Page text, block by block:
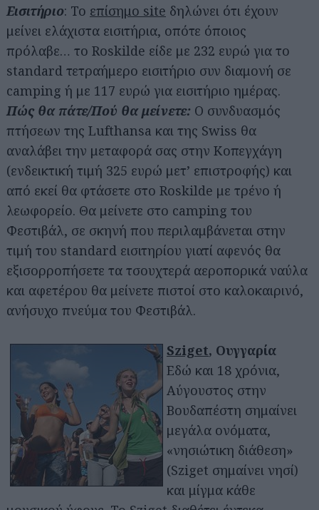
Εισιτήριο: Το επίσημο site δηλώνει ότι έχουν
μείνει ελάχιστα εισιτήρια, οπότε όποιος
πρόλαβε… το Roskilde είδε με 232 ευρώ για το
standard τετραήμερο εισιτήριο συν διαμονή σε
camping ή με 117 ευρώ για εισιτήριο ημέρας.
Πώς θα πάτε/Πού θα μείνετε: Ο συνδυασμός
πτήσεων της Lufthansa και της Swiss θα
αναλάβει την μεταφορά σας στην Κοπεγχάγη
(ενδεικτική τιμή 325 ευρώ μετ’ επιστροφής) και
από εκεί θα φτάσετε στο Roskilde με τρένο ή
λεωφορείο. Θα μείνετε στο camping του
Φεστιβάλ, σε σκηνή που περιλαμβάνεται στην
τιμή του standard εισιτηρίου γιατί αφενός θα
εξισορροπήσετε τα τσουχτερά αεροπορικά ναύλα
και αφετέρου θα μείνετε πιστοί στο καλοκαιρινό,
ανήσυχο πνεύμα του Φεστιβάλ.
Sziget, Ουγγαρία
Εδώ και 18 χρόνια,
Αύγουστος στην
Βουδαπέστη σημαίνει
μεγάλα ονόματα,
«νησιώτικη διάθεση»
(Sziget σημαίνει νησί)
και μίγμα κάθε